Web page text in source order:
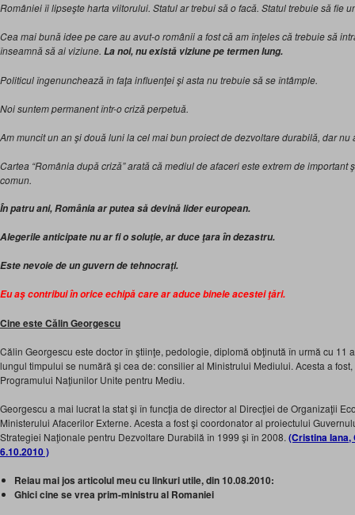
României îi lipseşte harta viitorului. Statul ar trebui să o facă. Statul trebuie să fie
Cea mai bună idee pe care au avut-o românii a fost că am înţeles că trebuie să
înseamnă să ai viziune. La noi, nu există viziune pe termen lung.
Politicul îngenunchează în faţa influenţei şi asta nu trebuie să se întâmple.
Noi suntem permanent într-o criză perpetuă.
Am muncit un an şi două luni la cel mai bun proiect de dezvoltare durabilă, dar nu
Cartea “România după criză” arată că mediul de afaceri este extrem de important
comun.
În patru ani, România ar putea să devină lider european.
Alegerile anticipate nu ar fi o soluţie, ar duce ţara în dezastru.
Este nevoie de un guvern de tehnocraţi.
Eu aş contribui în orice echipă care ar aduce binele acestei ţări.
Cine este Călin Georgescu
Călin Georgescu este doctor în ştiinţe, pedologie, diplomă obţinută în urmă cu 11
lungul timpului se numără şi cea de: consilier al Ministrului Mediului. Acesta a
Programului Naţiunilor Unite pentru Mediu.
Georgescu a mai lucrat la stat şi în funcţia de director al Direcţiei de Organizaţii
Ministerului Afacerilor Externe. Acesta a fost şi coordonator al proiectului
Strategiei Naţionale pentru Dezvoltare Durabilă în 1999 şi în 2008. (Cristina Iana,
6.10.2010 )
Reiau mai jos articolul meu cu linkuri utile, din 10.08.2010:
Ghici cine se vrea prim-ministru al Romaniei